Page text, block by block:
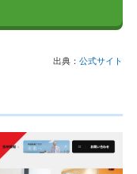
出典： 公式サイト